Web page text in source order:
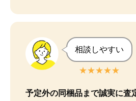
相談しやすい
★★★★★
予定外の同梱品まで誠実に査